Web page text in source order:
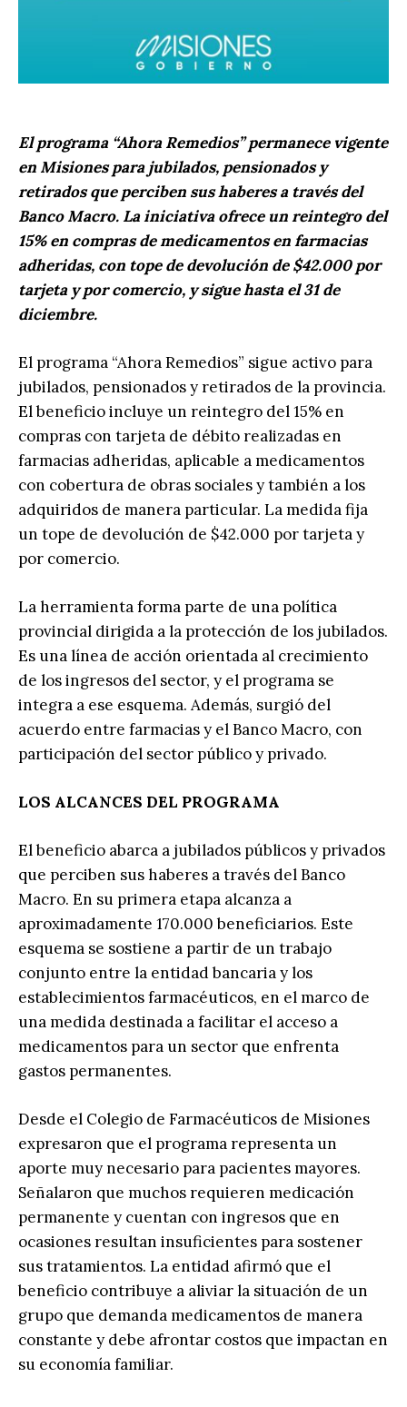
El programa “Ahora Remedios” permanece vigente
en Misiones para jubilados, pensionados y
retirados que perciben sus haberes a través del
Banco Macro. La iniciativa ofrece un reintegro del
15% en compras de medicamentos en farmacias
adheridas, con tope de devolución de $42.000 por
tarjeta y por comercio, y sigue hasta el 31 de
diciembre.
El programa “Ahora Remedios” sigue activo para
jubilados, pensionados y retirados de la provincia.
El beneficio incluye un reintegro del 15% en
compras con tarjeta de débito realizadas en
farmacias adheridas, aplicable a medicamentos
con cobertura de obras sociales y también a los
adquiridos de manera particular. La medida fija
un tope de devolución de $42.000 por tarjeta y
por comercio.
La herramienta forma parte de una política
provincial dirigida a la protección de los jubilados.
Es una línea de acción orientada al crecimiento
de los ingresos del sector, y el programa se
integra a ese esquema. Además, surgió del
acuerdo entre farmacias y el Banco Macro, con
participación del sector público y privado.
LOS ALCANCES DEL PROGRAMA
El beneficio abarca a jubilados públicos y privados
que perciben sus haberes a través del Banco
Macro. En su primera etapa alcanza a
aproximadamente 170.000 beneficiarios. Este
esquema se sostiene a partir de un trabajo
conjunto entre la entidad bancaria y los
establecimientos farmacéuticos, en el marco de
una medida destinada a facilitar el acceso a
medicamentos para un sector que enfrenta
gastos permanentes.
Desde el Colegio de Farmacéuticos de Misiones
expresaron que el programa representa un
aporte muy necesario para pacientes mayores.
Señalaron que muchos requieren medicación
permanente y cuentan con ingresos que en
ocasiones resultan insuficientes para sostener
sus tratamientos. La entidad afirmó que el
beneficio contribuye a aliviar la situación de un
grupo que demanda medicamentos de manera
constante y debe afrontar costos que impactan en
su economía familiar.